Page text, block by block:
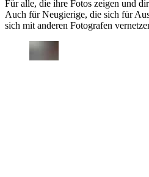
Für alle, die ihre Fotos zeigen und
Auch für Neugierige, die sich für
sich mit anderen Fotografen